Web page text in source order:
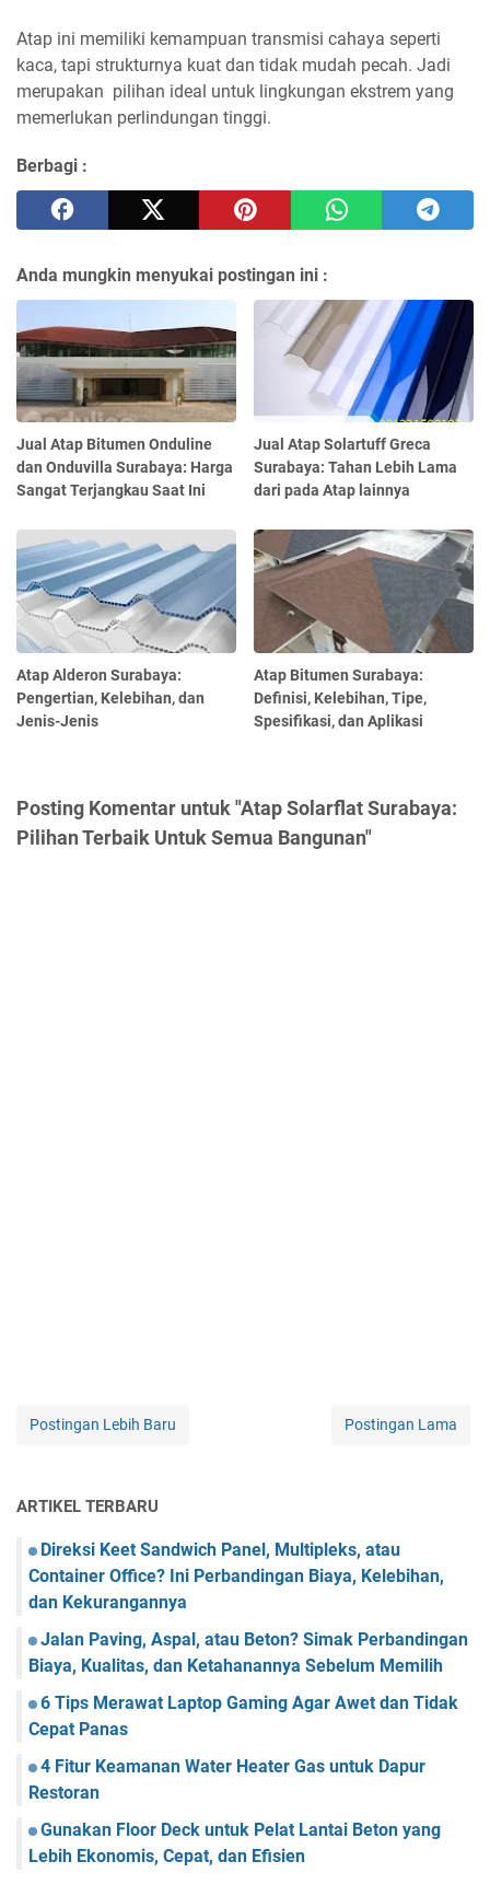
Atap ini memiliki kemampuan transmisi cahaya seperti
kaca, tapi strukturnya kuat dan tidak mudah pecah. Jadi
merupakan pilihan ideal untuk lingkungan ekstrem yang
memerlukan perlindungan tinggi.
Berbagi :
Anda mungkin menyukai postingan ini :
Jual Atap Bitumen Onduline
dan Onduvilla Surabaya: Harga
Sangat Terjangkau Saat Ini
Jual Atap Solartuff Greca
Surabaya: Tahan Lebih Lama
dari pada Atap lainnya
Atap Alderon Surabaya:
Pengertian, Kelebihan, dan
Jenis-Jenis
Atap Bitumen Surabaya:
Definisi, Kelebihan, Tipe,
Spesifikasi, dan Aplikasi
Posting Komentar untuk "Atap Solarflat Surabaya:
Pilihan Terbaik Untuk Semua Bangunan"
Postingan Lebih Baru Postingan Lama
ARTIKEL TERBARU
Direksi Keet Sandwich Panel, Multipleks, atau
Container Office? Ini Perbandingan Biaya, Kelebihan,
dan Kekurangannya
Jalan Paving, Aspal, atau Beton? Simak Perbandingan
Biaya, Kualitas, dan Ketahanannya Sebelum Memilih
6 Tips Merawat Laptop Gaming Agar Awet dan Tidak
Cepat Panas
4 Fitur Keamanan Water Heater Gas untuk Dapur
Restoran
Gunakan Floor Deck untuk Pelat Lantai Beton yang
Lebih Ekonomis, Cepat, dan Efisien